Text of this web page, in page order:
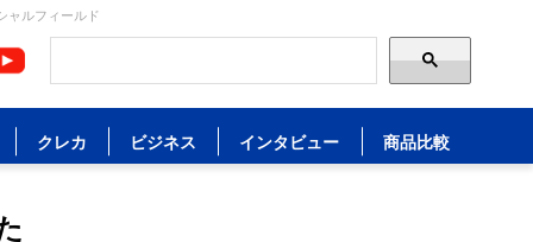
ャルフィールド
クレカ ビジネス インタビュー 商品比較